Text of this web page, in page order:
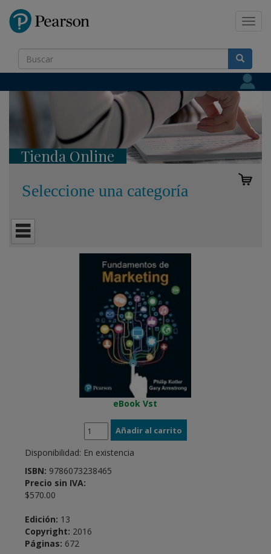
Tienda Online
Seleccione una categoría
eBook Vst
Disponibilidad: En existencia
ISBN: 9786073238465
Precio sin IVA:
$570.00
Edición: 13
Copyright: 2016
Páginas: 672